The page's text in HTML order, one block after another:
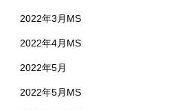
2022年3月MS
2022年4月MS
2022年5月
2022年5月MS